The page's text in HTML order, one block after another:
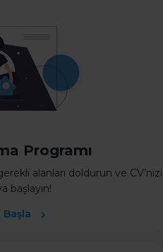
Programı
alanları doldurun ve CV’nizi
başlayın!
Başla